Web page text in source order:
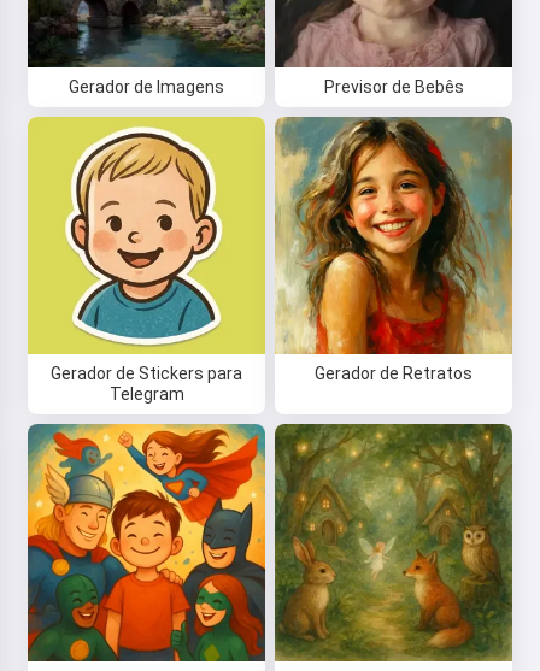
Gerador de Imagens Previsor de Bebês
Gerador de Stickers para
Telegram
Gerador de Retratos